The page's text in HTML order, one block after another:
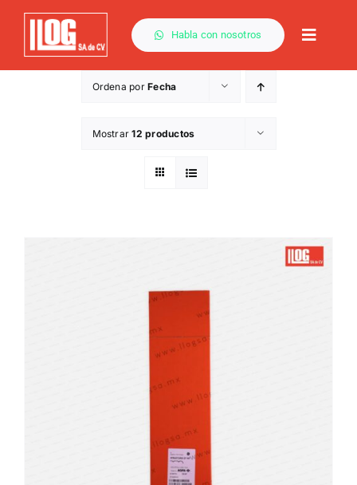
Saltar
contenido
Habla con nosotros
Toggle
Ordena porFecha
Mostrar12 productos